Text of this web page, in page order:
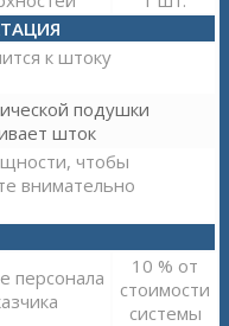
к штоку
подушки
шток
чтобы
внимательно
персонала
10 % от
стоимости
системы